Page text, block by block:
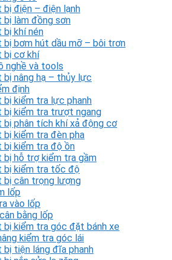
bị điện – điện lạnh
bị làm đồng sơn
bị khí nén
bị bơm hút dầu mỡ – bôi trơn
bị cơ khí
nghề và tools
bị nâng hạ – thủy lực
định
bị kiểm tra lực phanh
bị kiểm tra trượt ngang
bị phân tích khí xả động cơ
bị kiểm tra đèn pha
bị kiểm tra độ ồn
bị hỗ trợ kiểm tra gầm
bị kiểm tra tốc độ
bị cân trọng lượng
lốp
vào lốp
bằng lốp
bị kiểm tra góc đặt bánh xe
kiểm tra góc lái
bị tiện láng đĩa phanh